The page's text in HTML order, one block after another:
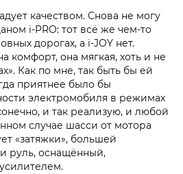
качеством. Снова не могу
i‑PRO: тот всё же чем-то
дорогах, а i‑JOY нет.
комфорт, она мягкая, хоть и не
Как по мне, так быть бы ей
приятнее было бы
электромобиля в режимах
и так реализую, и любой
случае шасси от мотора
«затяжки», большей
руль, оснащённый,